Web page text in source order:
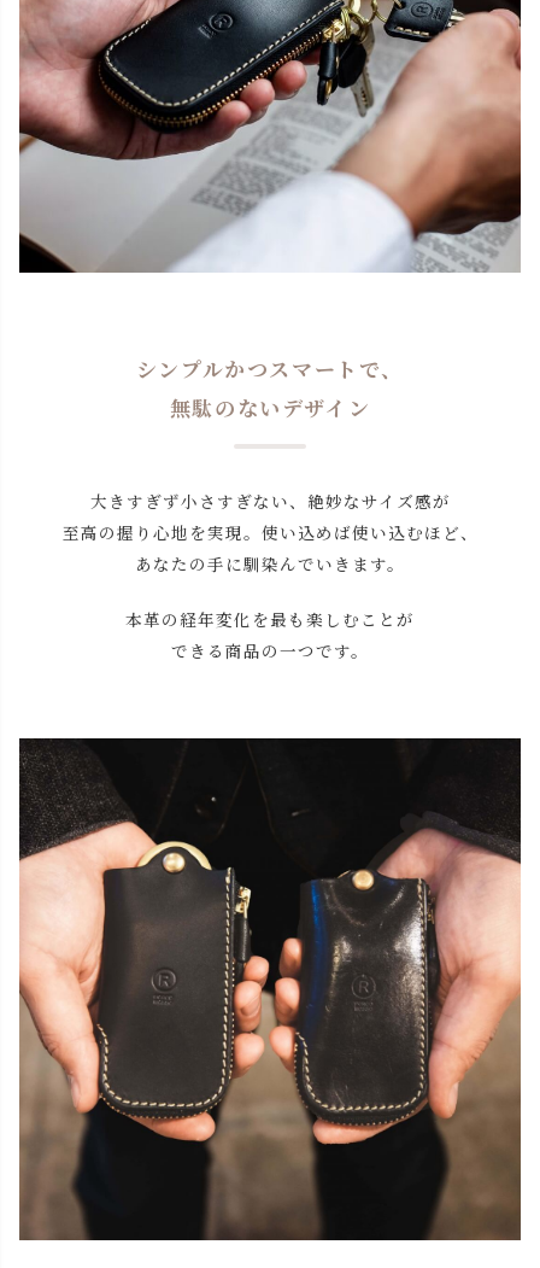
シンプルかつスマートで、
無駄のないデザイン
大きすぎず小さすぎない、絶妙なサイズ感が
至高の握り心地を実現。使い込めば使い込むほど、
あなたの手に馴染んでいきます。
本革の経年変化を最も楽しむことが
できる商品の一つです。